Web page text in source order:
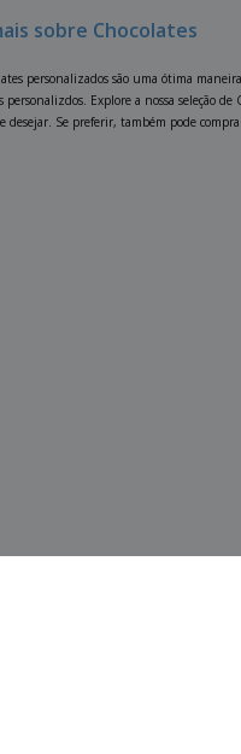
sobre Chocolates
personalizados são uma ótima
personalizdos. Explore a nossa seleção
desejar. Se preferir, também pode